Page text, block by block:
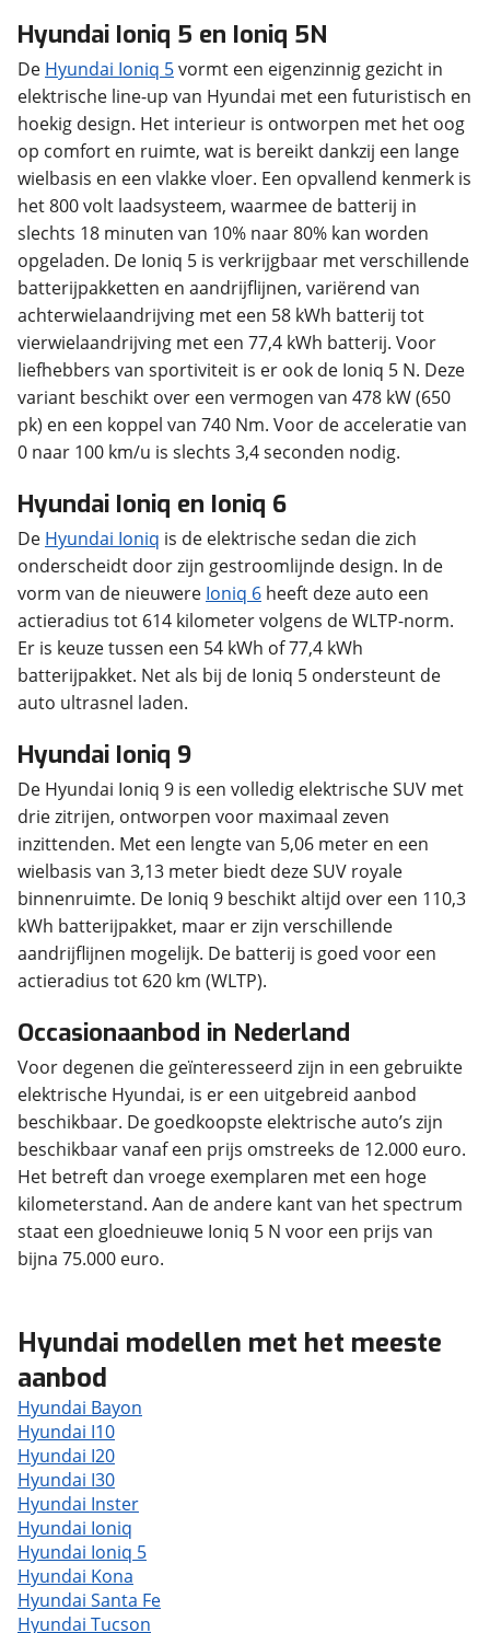
Hyundai Ioniq 5 en Ioniq 5N
De Hyundai Ioniq 5vormt een eigenzinnig gezicht in
elektrische line-up van Hyundai met een futuristisch en
hoekig design. Het interieur is ontworpen met het oog
op comfort en ruimte, wat is bereikt dankzij een lange
wielbasis en een vlakke vloer. Een opvallend kenmerk is
het 800 volt laadsysteem, waarmee de batterij in
slechts 18 minuten van 10% naar 80% kan worden
opgeladen. De Ioniq 5 is verkrijgbaar met verschillende
batterijpakketten en aandrijflijnen, variërend van
achterwielaandrijving met een 58 kWh batterij tot
vierwielaandrijving met een 77,4 kWh batterij. Voor
liefhebbers van sportiviteit is er ook de Ioniq 5 N. Deze
variant beschikt over een vermogen van 478 kW (650
pk) en een koppel van 740 Nm. Voor de acceleratie van
0 naar 100 km/u is slechts 3,4 seconden nodig.
Hyundai Ioniq en Ioniq 6
De Hyundai Ioniq is de elektrische sedan die zich
onderscheidt door zijn gestroomlijnde design. In de
vorm van de nieuwere Ioniq 6 heeft deze auto een
actieradius tot 614 kilometer volgens de WLTP-norm.
Er is keuze tussen een 54 kWh of 77,4 kWh
batterijpakket. Net als bij de Ioniq 5 ondersteunt de
auto ultrasnel laden.
Hyundai Ioniq 9
De Hyundai Ioniq 9 is een volledig elektrische SUV met
drie zitrijen, ontworpen voor maximaal zeven
inzittenden. Met een lengte van 5,06 meter en een
wielbasis van 3,13 meter biedt deze SUV royale
binnenruimte. De Ioniq 9 beschikt altijd over een 110,3
kWh batterijpakket, maar er zijn verschillende
aandrijflijnen mogelijk. De batterij is goed voor een
actieradius tot 620 km (WLTP).
Occasionaanbod in Nederland
Voor degenen die geïnteresseerd zijn in een gebruikte
elektrische Hyundai, is er een uitgebreid aanbod
beschikbaar. De goedkoopste elektrische auto’s zijn
beschikbaar vanaf een prijs omstreeks de 12.000 euro.
Het betreft dan vroege exemplaren met een hoge
kilometerstand. Aan de andere kant van het spectrum
staat een gloednieuwe Ioniq 5 N voor een prijs van
bijna 75.000 euro.
Hyundai modellen met het meeste
aanbod
Hyundai Bayon
Hyundai I10
Hyundai I20
Hyundai I30
Hyundai Inster
Hyundai Ioniq
Hyundai Ioniq 5
Hyundai Kona
Hyundai Santa Fe
Hyundai Tucson